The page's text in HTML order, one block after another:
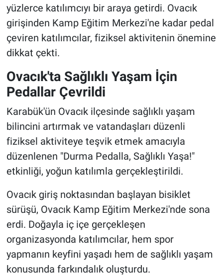
yüzlerce katılımcıyı bir araya getirdi. Ovacık
girişinden Kamp Eğitim Merkezi'ne kadar pedal
çeviren katılımcılar, fiziksel aktivitenin önemine
dikkat çekti.
Ovacık'ta Sağlıklı Yaşam İçin
Pedallar Çevrildi
Karabük'ün Ovacık ilçesinde sağlıklı yaşam
bilincini artırmak ve vatandaşları düzenli
fiziksel aktiviteye teşvik etmek amacıyla
düzenlenen "Durma Pedalla, Sağlıklı Yaşa!"
etkinliği, yoğun katılımla gerçekleştirildi.
Ovacık giriş noktasından başlayan bisiklet
sürüşü, Ovacık Kamp Eğitim Merkezi'nde sona
erdi. Doğayla iç içe gerçekleşen
organizasyonda katılımcılar, hem spor
yapmanın keyfini yaşadı hem de sağlıklı yaşam
konusunda farkındalık oluşturdu.